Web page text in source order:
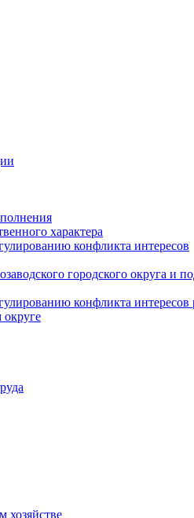
характера
конфликта интересов
городского округа и
конфликта
хозяйстве